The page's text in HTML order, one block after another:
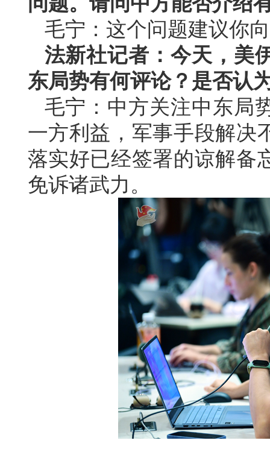
毛宁：这个问题建议你
法新社记者：今天，美
东局势有何评论？是否认
毛宁：中方关注中东局
一方利益，军事手段解决
落实好已经签署的谅解备
免诉诸武力。